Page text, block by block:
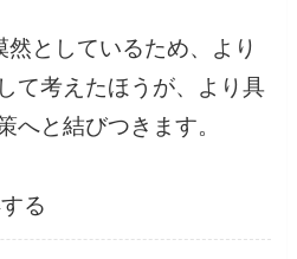
然としているため、より
て考えたほうが、より具
へと結びつきます。
る